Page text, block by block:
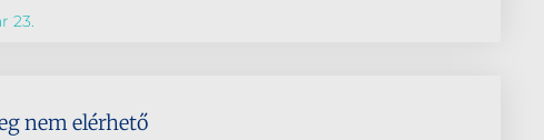
23.
nem elérhető